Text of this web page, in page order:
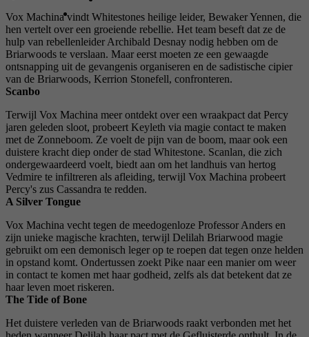
Vox Machina vindt Whitestones heilige leider, Bewaker Yennen, die
hen vertelt over een groeiende rebellie. Het team beseft dat ze de
hulp van rebellenleider Archibald Desnay nodig hebben om de
Briarwoods te verslaan. Maar eerst moeten ze een gewaagde
ontsnapping uit de gevangenis organiseren en de sadistische cipier
van de Briarwoods, Kerrion Stonefell, confronteren.
Scanbo
Terwijl Vox Machina meer ontdekt over een wraakpact dat Percy
jaren geleden sloot, probeert Keyleth via magie contact te maken
met de Zonneboom. Ze voelt de pijn van de boom, maar ook een
duistere kracht diep onder de stad Whitestone. Scanlan, die zich
ondergewaardeerd voelt, biedt aan om het landhuis van hertog
Vedmire te infiltreren als afleiding, terwijl Vox Machina probeert
Percy's zus Cassandra te redden.
A Silver Tongue
Vox Machina vecht tegen de meedogenloze Professor Anders en
zijn unieke magische krachten, terwijl Delilah Briarwood magie
gebruikt om een ​​demonisch leger op te roepen dat tegen onze helden
in opstand komt. Ondertussen zoekt Pike naar een manier om weer
in contact te komen met haar godheid, zelfs als dat betekent dat ze
haar leven moet riskeren.
The Tide of Bone
Het duistere verleden van de Briarwoods raakt verbonden met het